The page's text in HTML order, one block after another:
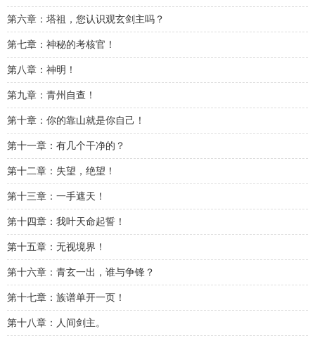
第六章：塔祖，您认识观玄剑主吗？
第七章：神秘的考核官！
第八章：神明！
第九章：青州自查！
第十章：你的靠山就是你自己！
第十一章：有几个干净的？
第十二章：失望，绝望！
第十三章：一手遮天！
第十四章：我叶天命起誓！
第十五章：无视境界！
第十六章：青玄一出，谁与争锋？
第十七章：族谱单开一页！
第十八章：人间剑主。